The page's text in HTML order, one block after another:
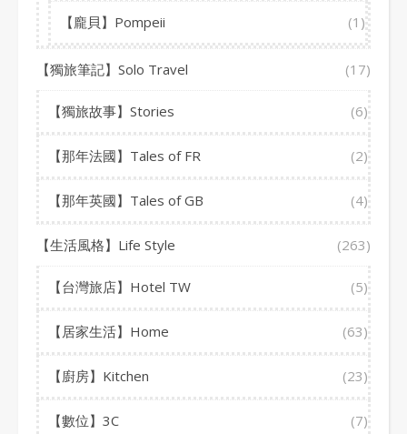
【龐貝】Pompeii (1)
【獨旅筆記】Solo Travel (17)
【獨旅故事】Stories (6)
【那年法國】Tales of FR (2)
【那年英國】Tales of GB (4)
【生活風格】Life Style (263)
【台灣旅店】Hotel TW (5)
【居家生活】Home (63)
【廚房】Kitchen (23)
【數位】3C (7)